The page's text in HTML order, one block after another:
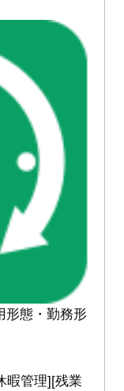
形態・勤務形
暇管理][残業